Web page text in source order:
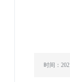
时间：